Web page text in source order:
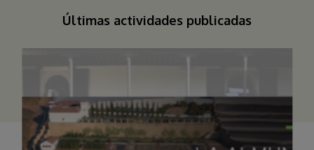
Últimas actividades publicadas